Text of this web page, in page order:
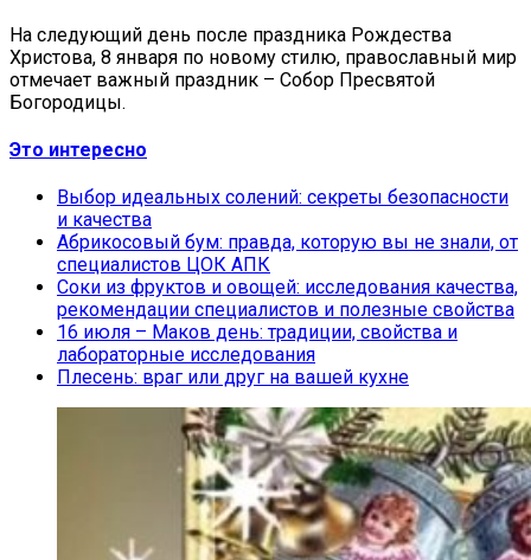
На следующий день после праздника Рождества
Христова, 8 января по новому стилю, православный мир
отмечает важный праздник – Собор Пресвятой
Богородицы.
Это интересно
Выбор идеальных солений: секреты безопасности
и качества
Абрикосовый бум: правда, которую вы не знали, от
специалистов ЦОК АПК
Соки из фруктов и овощей: исследования качества,
рекомендации специалистов и полезные свойства
16 июля – Маков день: традиции, свойства и
лабораторные исследования
Плесень: враг или друг на вашей кухне